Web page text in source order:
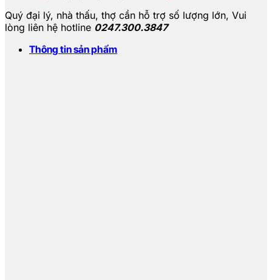
Quý đại lý, nhà thấu, thợ cần hỗ trợ số lượng lớn, Vui
lòng liên hệ hotline 0247.300.3847
Thông tin sản phẩm